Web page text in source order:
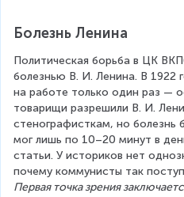
Болезнь Ленина
Политическая борьба в ЦК
болезнью В. И. Ленина. В 1922
на работе только один раз —
товарищи разрешили В. И.
стенографисткам, но болезнь
мог лишь по 10–20 минут в
статьи. У историков нет
почему коммунисты так
Первая точка зрения